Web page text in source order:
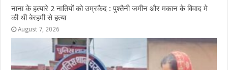
नाना के हत्यारे 2 नातियों को उम्रकैद : पुश्तैनी जमीन और मकान के विवाद मे
की थी बेरहमी से हत्या
August 7, 2026